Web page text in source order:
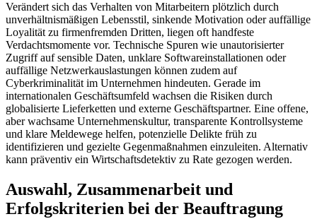
Verändert sich das Verhalten von Mitarbeitern plötzlich durch
unverhältnismäßigen Lebensstil, sinkende Motivation oder auffällige
Loyalität zu firmenfremden Dritten, liegen oft handfeste
Verdachtsmomente vor. Technische Spuren wie unautorisierter
Zugriff auf sensible Daten, unklare Softwareinstallationen oder
auffällige Netzwerkauslastungen können zudem auf
Cyberkriminalität im Unternehmen hindeuten. Gerade im
internationalen Geschäftsumfeld wachsen die Risiken durch
globalisierte Lieferketten und externe Geschäftspartner. Eine offene,
aber wachsame Unternehmenskultur, transparente Kontrollsysteme
und klare Meldewege helfen, potenzielle Delikte früh zu
identifizieren und gezielte Gegenmaßnahmen einzuleiten. Alternativ
kann präventiv ein Wirtschaftsdetektiv zu Rate gezogen werden.
Auswahl, Zusammenarbeit und
Erfolgskriterien bei der Beauftragung